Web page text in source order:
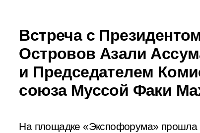
Встреча с
Островов Азали
и Председателем
союза Муссой Факи
На площадке «Экспофорума» прошла